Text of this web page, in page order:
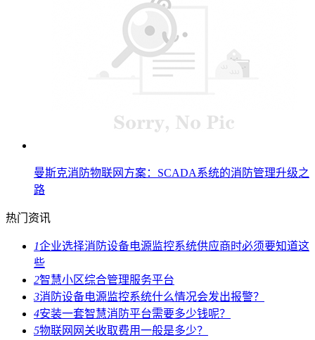
曼斯克消防物联网方案：SCADA系统的消防管理升级之
路
热门资讯
1企业选择消防设备电源监控系统供应商时必须要知道这
些
2智慧小区综合管理服务平台
3消防设备电源监控系统什么情况会发出报警？
4安装一套智慧消防平台需要多少钱呢？
5物联网网关收取费用一般是多少？